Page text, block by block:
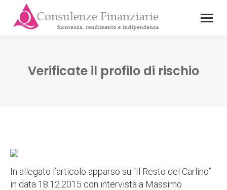
Verificate il profilo di rischio
In allegato l’articolo apparso su “Il Resto del Carlino”
in data 18.12.2015 con intervista a Massimo